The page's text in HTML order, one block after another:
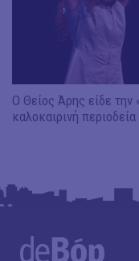
Ο Θείος Άρης είδε την
καλοκαιρινή περιοδεία